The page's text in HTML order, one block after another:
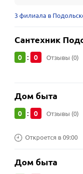
3 филиала в
Сантехник
0 : 0 Отзывы (0)
Дом быта
0 : 0 Отзывы (0)
Откроется в 09:00
Дом быта